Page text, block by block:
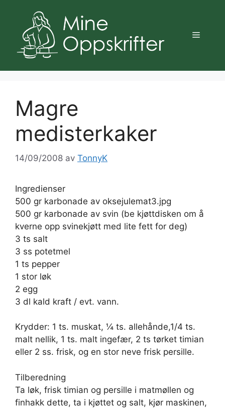
innhold
Meny
Magre
medisterkaker
14/09/2008 av TonnyK
Ingredienser
500 gr karbonade av oksejulemat3.jpg
500 gr karbonade av svin (be kjøttdisken om å
kverne opp svinekjøtt med lite fett for deg)
3 ts salt
3 ss potetmel
1 ts pepper
1 stor løk
2 egg
3 dl kald kraft / evt. vann.
Krydder: 1 ts. muskat, ¼ ts. allehånde,1/4 ts.
malt nellik, 1 ts. malt ingefær, 2 ts tørket timian
eller 2 ss. frisk, og en stor neve frisk persille.
Tilberedning
Ta løk, frisk timian og persille i matmøllen og
finhakk dette, ta i kjøttet og salt, kjør maskinen,